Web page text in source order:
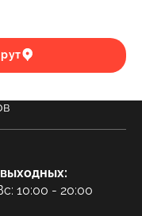
10:00 - 20:00